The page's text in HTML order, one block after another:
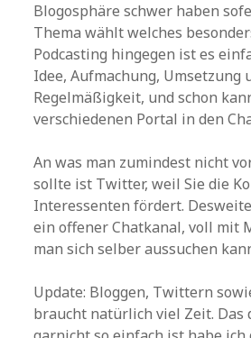
Blogosphäre schwer haben
Thema wählt welches
Podcasting hingegen ist es
Idee, Aufmachung, Umsetzung
Regelmäßigkeit, und schon
verschiedenen Portal in den
An was man zumindest nicht
sollte ist Twitter, weil Sie die
Interessenten fördert.
ein offener Chatkanal, voll mit
man sich selber aussuchen
Update: Bloggen, Twittern
braucht natürlich viel Zeit. Das